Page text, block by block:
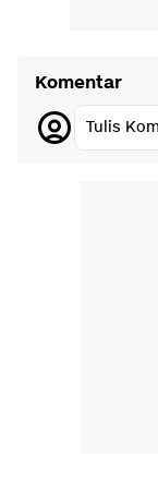
Komentar
Tulis